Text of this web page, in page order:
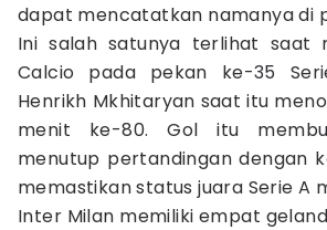
dapat mencatatkan namanya di
Ini salah satunya terlihat saat
Calcio pada pekan ke-35
Henrikh Mkhitaryan saat itu
menit ke-80. Gol itu
menutup pertandingan dengan
memastikan status juara Serie A
Inter Milan memiliki empat